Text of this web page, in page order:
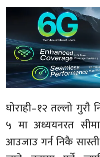
घोराही–१२ तल्लो गुरौ
५ मा अध्ययनरत सीमा
आउजाउ गर्न निकै